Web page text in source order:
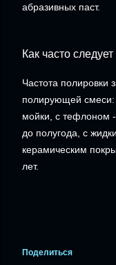
абразивных паст.
Как часто
Частота полировки
полирующей смеси:
мойки, с тефлоном
до полугода, с
керамическим
лет.
Поделиться